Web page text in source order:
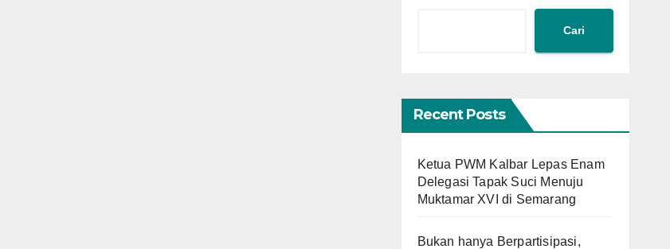
Cari
Recent Posts
Ketua PWM Kalbar Lepas Enam
Delegasi Tapak Suci Menuju
Muktamar XVI di Semarang
Bukan hanya Berpartisipasi,